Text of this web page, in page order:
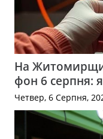
На
фон 6 серпня:
Четвер, 6 Серпня,